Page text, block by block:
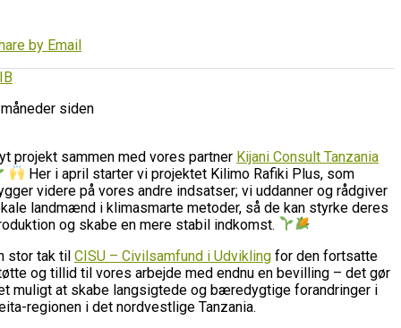
by Email
siden
projekt sammen med vores partner Kijani Consult Tanzania
Her i april starter vi projektet Kilimo Rafiki Plus, som
videre på vores andre indsatser; vi uddanner og rådgiver
landmænd i klimasmarte metoder, så de kan styrke deres
og skabe en mere stabil indkomst.
stor tak til CISU – Civilsamfund i Udvikling for den fortsatte
og tillid til vores arbejde med endnu en bevilling – det gør
muligt at skabe langsigtede og bæredygtige forandringer i
regionen i det nordvestlige Tanzania.